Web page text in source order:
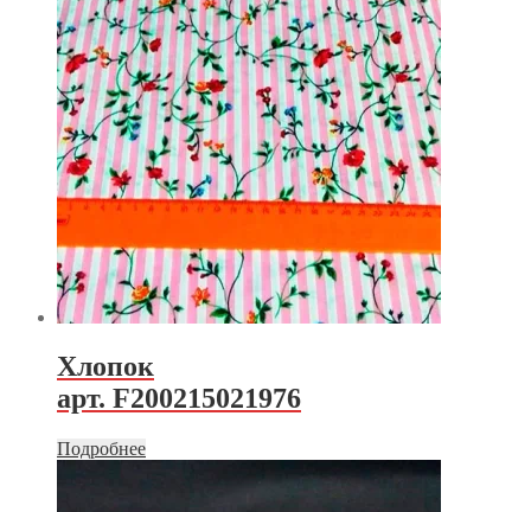
Хлопок
арт. F200215021976
Подробнее